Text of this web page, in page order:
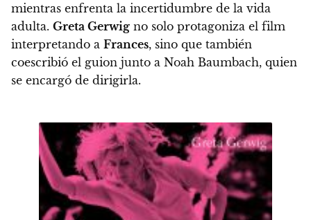
mientras enfrenta la incertidumbre de la vida
adulta. Greta Gerwig no solo protagoniza el film
interpretando a Frances, sino que también
coescribió el guion junto a Noah Baumbach, quien
se encargó de dirigirla.